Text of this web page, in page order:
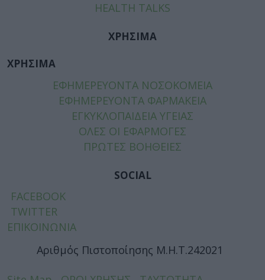
HEALTH TALKS
ΧΡΗΣΙΜΑ
ΧΡΗΣΙΜΑ
ΕΦΗΜΕΡΕΥΟΝΤΑ ΝΟΣΟΚΟΜΕΙΑ
ΕΦΗΜΕΡΕΥΟΝΤΑ ΦΑΡΜΑΚΕΙΑ
ΕΓΚΥΚΛΟΠΑΙΔΕΙΑ ΥΓΕΙΑΣ
ΟΛΕΣ ΟΙ ΕΦΑΡΜΟΓΕΣ
ΠΡΩΤΕΣ ΒΟΗΘΕΙΕΣ
SOCIAL
FACEBOOK
TWITTER
ΕΠΙΚΟΙΝΩΝΙΑ
Αριθμός Πιστοποίησης Μ.Η.Τ.242021